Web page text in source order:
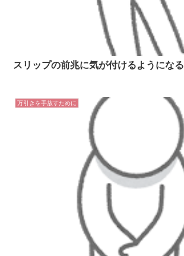
スリップの前兆に気が付けるようになる
万引きを手放すために